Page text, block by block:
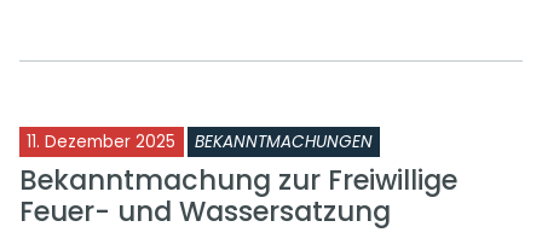
11. Dezember 2025 BEKANNTMACHUNGEN
Bekanntmachung zur Freiwillige
Feuer- und Wassersatzung